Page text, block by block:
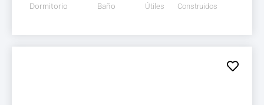
Dormitorio Baño Útiles Construidos